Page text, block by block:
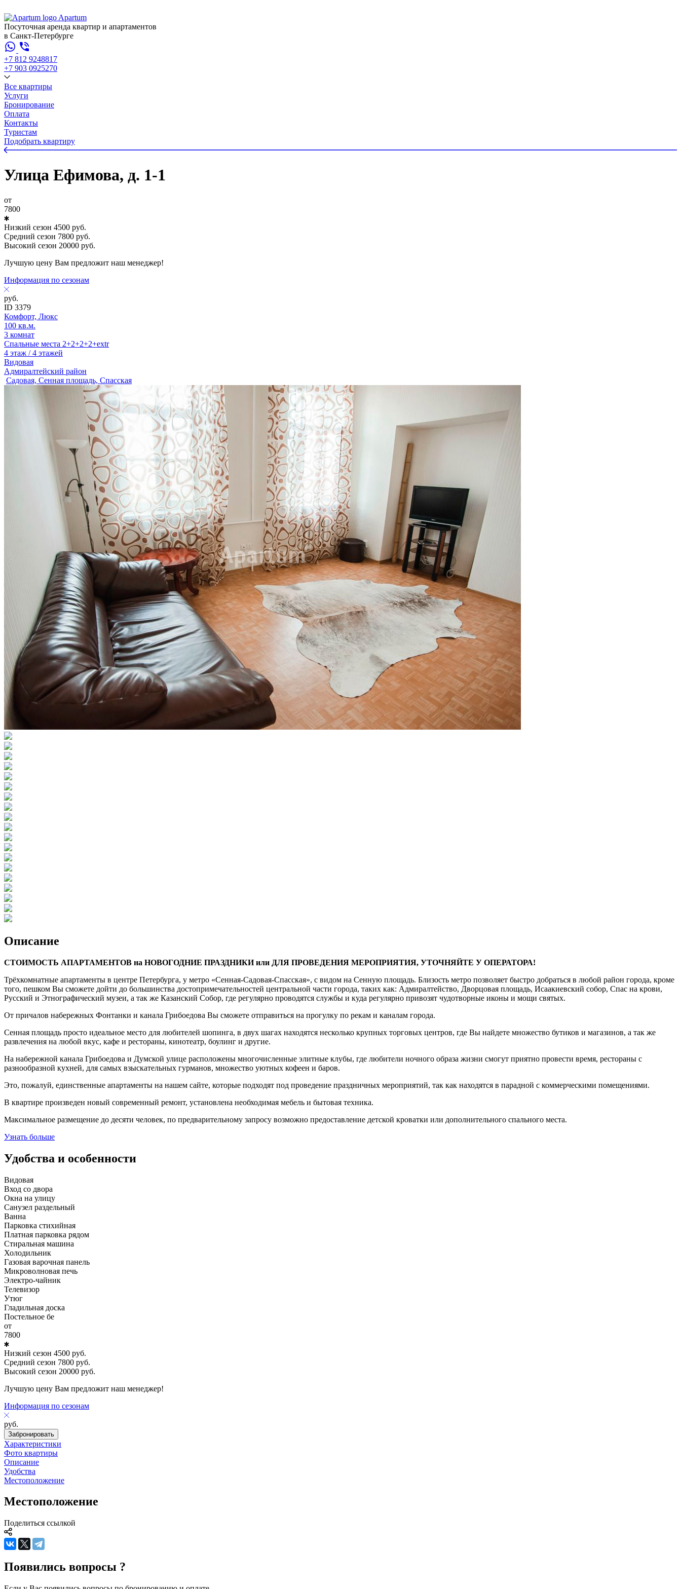
Apartum
Посуточная аренда квартир и апартаментов
в Санкт-Петербурге
+7 812 9248817
+7 903 0925270
Все квартиры
Услуги
Бронирование
Оплата
Контакты
Туристам
Подобрать квартиру
Улица Ефимова, д. 1-1
от
7800
Низкий сезон 4500 руб.
Средний сезон 7800 руб.
Высокий сезон 20000 руб.
Лучшую цену Вам предложит наш менеджер!
Информация по сезонам
руб.
ID 3379
Комфорт, Люкс
100 кв.м.
3 комнат
Спальные места 2+2+2+2+extr
4 этаж / 4 этажей
Видовая
Адмиралтейский район
Садовая, Сенная площадь, Спасская
Описание
СТОИМОСТЬ АПАРТАМЕНТОВ на НОВОГОДНИЕ ПРАЗДНИКИ или ДЛЯ ПРОВЕДЕНИЯ МЕРОПРИЯТИЯ, УТОЧНЯЙТЕ У ОПЕРАТОРА!
Трёхкомнатные апартаменты в центре Петербурга, у метро «Сенная-Садовая-Спасская», с видом на Сенную площадь. Близость метро позволяет быстро добраться в любой район города, кроме
того, пешком Вы сможете дойти до большинства достопримечательностей центральной части города, таких как: Адмиралтейство, Дворцовая площадь, Исаакиевский собор, Спас на крови,
Русский и Этнографический музеи, а так же Казанский Собор, где регулярно проводятся службы и куда регулярно привозят чудотворные иконы и мощи святых.
От причалов набережных Фонтанки и канала Грибоедова Вы сможете отправиться на прогулку по рекам и каналам города.
Сенная площадь просто идеальное место для любителей шопинга, в двух шагах находятся несколько крупных торговых центров, где Вы найдете множество бутиков и магазинов, а так же
развлечения на любой вкус, кафе и рестораны, кинотеатр, боулинг и другие.
На набережной канала Грибоедова и Думской улице расположены многочисленные элитные клубы, где любители ночного образа жизни смогут приятно провести время, рестораны с
разнообразной кухней, для самых взыскательных гурманов, множество уютных кофеен и баров.
Это, пожалуй, единственные апартаменты на нашем сайте, которые подходят под проведение праздничных мероприятий, так как находятся в парадной с коммерческими помещениями.
В квартире произведен новый современный ремонт, установлена необходимая мебель и бытовая техника.
Максимальное размещение до десяти человек, по предварительному запросу возможно предоставление детской кроватки или дополнительного спального места.
Узнать больше
Удобства и особенности
Видовая
Вход со двора
Окна на улицу
Санузел раздельный
Ванна
Парковка стихийная
Платная парковка рядом
Стиральная машина
Холодильник
Газовая варочная панель
Микроволновая печь
Электро-чайник
Телевизор
Утюг
Гладильная доска
Постельное бе
от
7800
Низкий сезон 4500 руб.
Средний сезон 7800 руб.
Высокий сезон 20000 руб.
Лучшую цену Вам предложит наш менеджер!
Информация по сезонам
руб.
Забронировать
Характеристики
Фото квартиры
Описание
Удобства
Местоположение
Местоположение
Поделиться ссылкой
Появились вопросы ?